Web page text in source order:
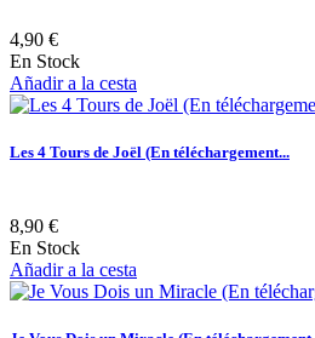
4,90 €
En Stock
Añadir a la cesta
Les 4 Tours de Joël (En téléchargement...
8,90 €
En Stock
Añadir a la cesta